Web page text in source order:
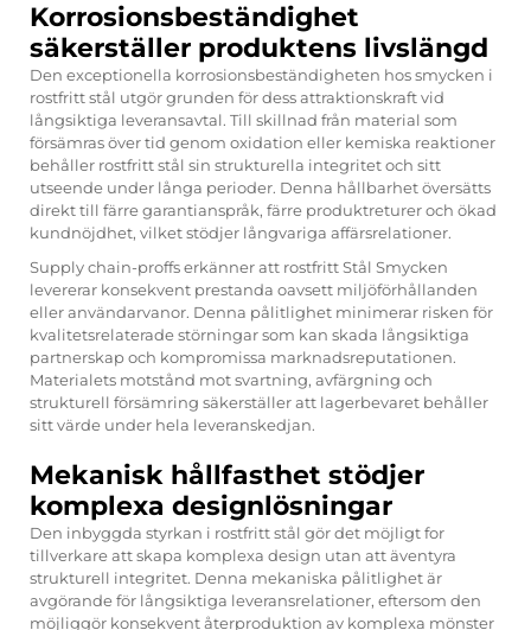
Korrosionsbeständighet
säkerställer produktens livslängd
Den exceptionella korrosionsbeständigheten hos smycken i
rostfritt stål utgör grunden för dess attraktionskraft vid
långsiktiga leveransavtal. Till skillnad från material som
försämras över tid genom oxidation eller kemiska reaktioner
behåller rostfritt stål sin strukturella integritet och sitt
utseende under långa perioder. Denna hållbarhet översätts
direkt till färre garantianspråk, färre produktreturer och ökad
kundnöjdhet, vilket stödjer långvariga affärsrelationer.
Supply chain-proffs erkänner att rostfritt Stål Smycken
levererar konsekvent prestanda oavsett miljöförhållanden
eller användarvanor. Denna pålitlighet minimerar risken för
kvalitetsrelaterade störningar som kan skada långsiktiga
partnerskap och kompromissa marknadsreputationen.
Materialets motstånd mot svartning, avfärgning och
strukturell försämring säkerställer att lagerbevaret behåller
sitt värde under hela leveranskedjan.
Mekanisk hållfasthet stödjer
komplexa designlösningar
Den inbyggda styrkan i rostfritt stål gör det möjligt for
tillverkare att skapa komplexa design utan att äventyra
strukturell integritet. Denna mekaniska pålitlighet är
avgörande för långsiktiga leveransrelationer, eftersom den
möjliggör konsekvent återproduktion av komplexa mönster